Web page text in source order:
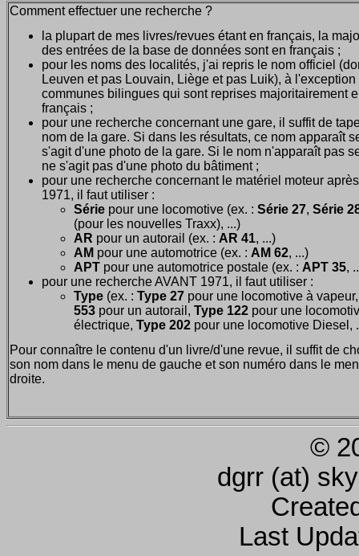
Comment effectuer une recherche ?
la plupart de mes livres/revues étant en français, la
des entrées de la base de données sont en français ;
pour les noms des localités, j'ai repris le nom officiel
Leuven et pas Louvain, Liège et pas Luik), à l'exception
communes bilingues qui sont reprises majoritairement
français ;
pour une recherche concernant une gare, il suffit de
nom de la gare. Si dans les résultats, ce nom apparaît
s'agit d'une photo de la gare. Si le nom n'apparaît pas
ne s'agit pas d'une photo du bâtiment ;
pour une recherche concernant le matériel moteur après
1971, il faut utiliser :
Série pour une locomotive (ex. : Série 27, Série
(pour les nouvelles Traxx), ...)
AR pour un autorail (ex. : AR 41, ...)
AM pour une automotrice (ex. : AM 62, ...)
APT pour une automotrice postale (ex. : APT 35,
pour une recherche AVANT 1971, il faut utiliser :
Type (ex. : Type 27 pour une locomotive à
553 pour un autorail, Type 122 pour une
électrique, Type 202 pour une locomotive Diesel,
Pour connaître le contenu d'un livre/d'une revue, il suffit de
son nom dans le menu de gauche et son numéro dans le
droite.
©
dgrr (at)
Last